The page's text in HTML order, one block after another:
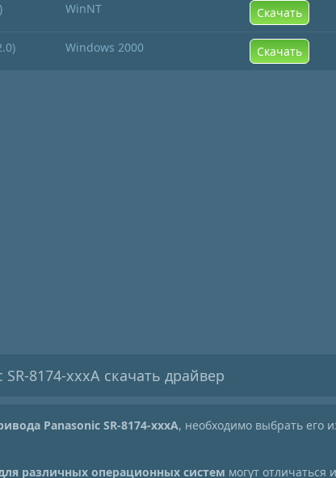
WinNT Скачать
Windows 2000 Скачать
8174-xxxA скачать драйвер
Panasonic SR-8174-xxxA, необходимо выбрать его
различных операционных систем могут отличаться и